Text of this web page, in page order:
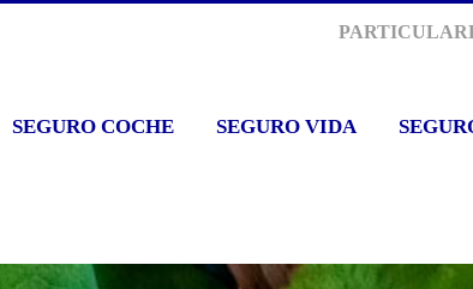
SEGURO COCHE SEGURO VIDA